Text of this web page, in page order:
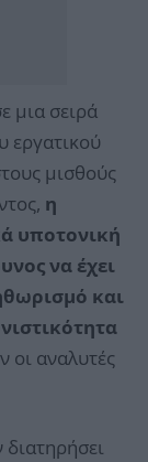
μια σειρά
εργατικού
μισθούς
η
υποτονική
να έχει
και
αναλυτές
διατηρήσει